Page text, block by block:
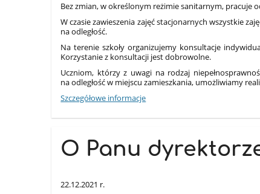
Bez zmian, w określonym reżimie sanitarnym, pracuje
W czasie zawieszenia zajęć stacjonarnych wszystkie
na odległość.
Na terenie szkoły organizujemy konsultacje
Korzystanie z konsultacji jest dobrowolne.
Uczniom, którzy z uwagi na rodzaj
na odległość w miejscu zamieszkania, umożliwiamy
Szczegółowe informacje
O Panu
22.12.2021 r.